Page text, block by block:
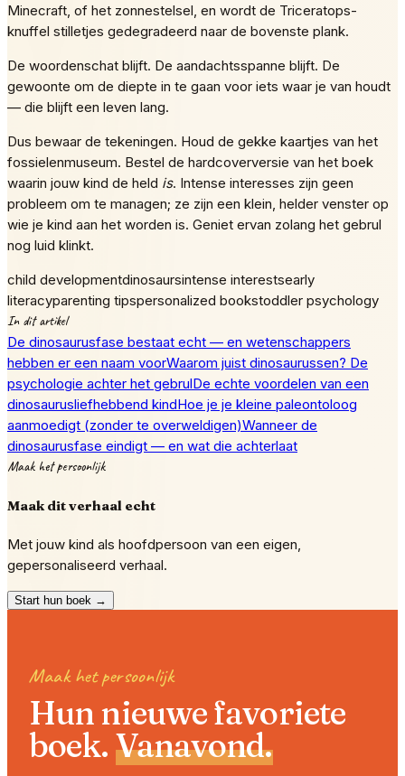
Minecraft, of het zonnestelsel, en wordt de Triceratops-
knuffel stilletjes gedegradeerd naar de bovenste plank.
De woordenschat blijft. De aandachtsspanne blijft. De
gewoonte om de diepte in te gaan voor iets waar je van houdt
— die blijft een leven lang.
Dus bewaar de tekeningen. Houd de gekke kaartjes van het
fossielenmuseum. Bestel de hardcoverversie van het boek
waarin jouw kind de held is. Intense interesses zijn geen
probleem om te managen; ze zijn een klein, helder venster op
wie je kind aan het worden is. Geniet ervan zolang het gebrul
nog luid klinkt.
child developmentdinosaursintense interestsearly
literacyparenting tipspersonalized bookstoddler psychology
In dit artikel
De dinosaurusfase bestaat echt — en wetenschappers
hebben er een naam voorWaarom juist dinosaurussen? De
psychologie achter het gebrulDe echte voordelen van een
dinosaurusliefhebbend kindHoe je je kleine paleontoloog
aanmoedigt (zonder te overweldigen)Wanneer de
dinosaurusfase eindigt — en wat die achterlaat
Maak het persoonlijk
Maak dit verhaal echt
Met jouw kind als hoofdpersoon van een eigen,
gepersonaliseerd verhaal.
Start hun boek →
Maak het persoonlijk
Hun nieuwe favoriete
boek. Vanavond.